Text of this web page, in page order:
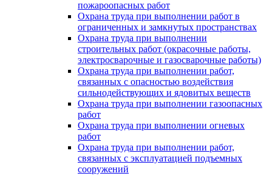
пожароопасных работ
Охрана труда при выполнении работ в
ограниченных и замкнутых пространствах
Охрана труда при выполнении
строительных работ (окрасочные работы,
электросварочные и газосварочные работы)
Охрана труда при выполнении работ,
связанных с опасностью воздействия
сильнодействующих и ядовитых веществ
Охрана труда при выполнении газоопасных
работ
Охрана труда при выполнении огневых
работ
Охрана труда при выполнении работ,
связанных с эксплуатацией подъемных
сооружений